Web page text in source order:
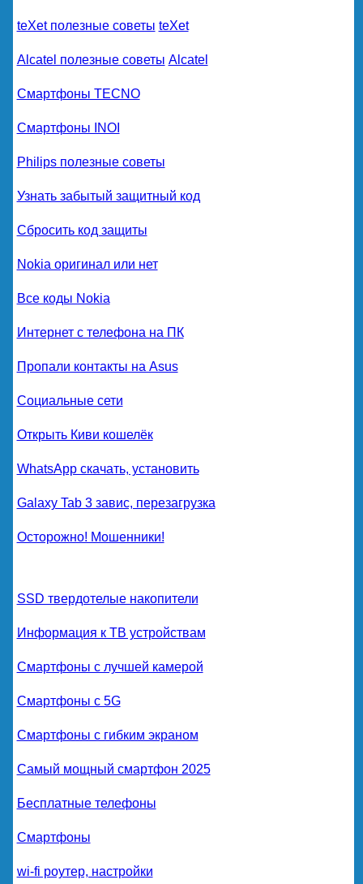
teXet полезные советы teXet
Alcatel полезные советы Alcatel
Смартфоны TECNO
Смартфоны INOI
Philips полезные советы
Узнать забытый защитный код
Сбросить код защиты
Nokia оригинал или нет
Все коды Nokia
Интернет с телефона на ПК
Пропали контакты на Asus
Социальные сети
Открыть Киви кошелёк
WhatsApp скачать, установить
Galaxy Tab 3 завис, перезагрузка
Осторожно! Мошенники!
SSD твердотелые накопители
Информация к ТВ устройствам
Смартфоны с лучшей камерой
Смартфоны с 5G
Смартфоны с гибким экраном
Самый мощный смартфон 2025
Бесплатные телефоны
Смартфоны
wi-fi роутер, настройки